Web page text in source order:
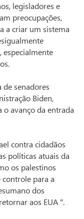
legisladores e
preocupações,
a criar um sistema
especialmente
senadores
Biden,
avanço da entrada
contra cidadãos
políticas atuais da
os palestinos
para a
dos
aos EUA ".